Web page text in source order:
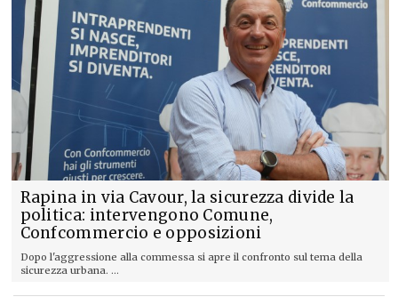
Rapina in via Cavour, la sicurezza divide la
politica: intervengono Comune,
Confcommercio e opposizioni
Dopo l'aggressione alla commessa si apre il confronto sul tema della
sicurezza urbana. ...